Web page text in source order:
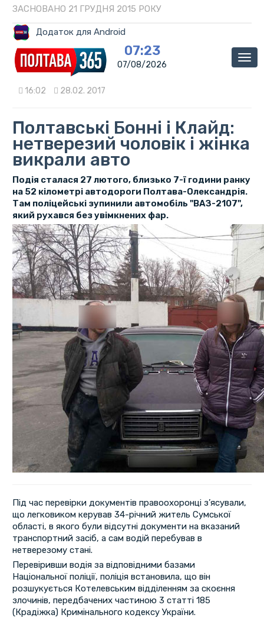
ЗАСНОВАНО 21 ГРУДНЯ 2015 РОКУ
Додаток для Android
07:23
07/08/2026
16:02 28.02. 2017
Полтавські Бонні і Клайд:
нетверезий чоловік і жінка
викрали авто
Подія сталася 27 лютого, близько 7-ї години ранку
на 52 кілометрі автодороги Полтава-Олександрія.
Там поліцейські зупинили автомобіль "ВАЗ-2107",
який рухався без увімкнених фар.
Під час перевірки документів правоохоронці з’ясували,
що легковиком керував 34-річний житель Сумської
області, в якого були відсутні документи на вказаний
транспортний засіб, а сам водій перебував в
нетверезому стані.
Перевіривши водія за відповідними базами
Національної поліції, поліція встановила, що він
розшукується Котелевським відділенням за скоєння
злочинів, передбачених частиною 3 статті 185
(Крадіжка) Кримінального кодексу України.